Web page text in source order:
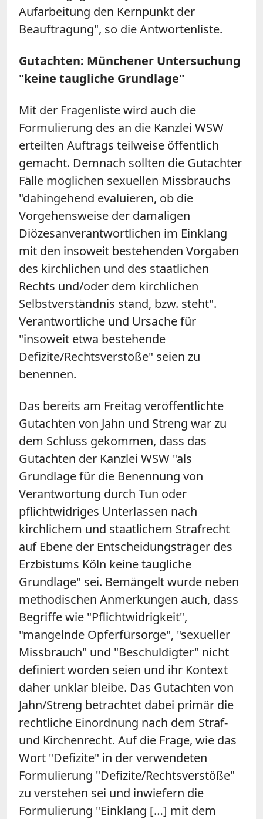
Aufarbeitung den Kernpunkt der
Beauftragung", so die Antwortenliste.
Gutachten: Münchener Untersuchung
"keine taugliche Grundlage"
Mit der Fragenliste wird auch die
Formulierung des an die Kanzlei WSW
erteilten Auftrags teilweise öffentlich
gemacht. Demnach sollten die Gutachter
Fälle möglichen sexuellen Missbrauchs
"dahingehend evaluieren, ob die
Vorgehensweise der damaligen
Diözesanverantwortlichen im Einklang
mit den insoweit bestehenden Vorgaben
des kirchlichen und des staatlichen
Rechts und/oder dem kirchlichen
Selbstverständnis stand, bzw. steht".
Verantwortliche und Ursache für
"insoweit etwa bestehende
Defizite/Rechtsverstöße" seien zu
benennen.
Das bereits am Freitag veröffentlichte
Gutachten von Jahn und Streng war zu
dem Schluss gekommen, dass das
Gutachten der Kanzlei WSW "als
Grundlage für die Benennung von
Verantwortung durch Tun oder
pflichtwidriges Unterlassen nach
kirchlichem und staatlichem Strafrecht
auf Ebene der Entscheidungsträger des
Erzbistums Köln keine taugliche
Grundlage" sei. Bemängelt wurde neben
methodischen Anmerkungen auch, dass
Begriffe wie "Pflichtwidrigkeit",
"mangelnde Opferfürsorge", "sexueller
Missbrauch" und "Beschuldigter" nicht
definiert worden seien und ihr Kontext
daher unklar bleibe. Das Gutachten von
Jahn/Streng betrachtet dabei primär die
rechtliche Einordnung nach dem Straf-
und Kirchenrecht. Auf die Frage, wie das
Wort "Defizite" in der verwendeten
Formulierung "Defizite/Rechtsverstöße"
zu verstehen sei und inwiefern die
Formulierung "Einklang […] mit dem